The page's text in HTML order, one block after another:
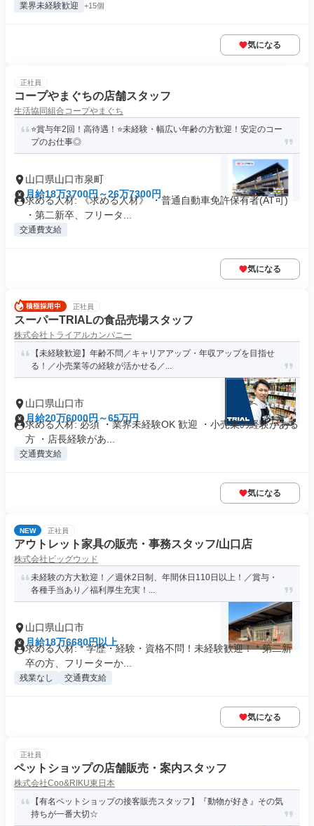
業界未経験歓迎 +15個
気になる
正社員
コープやまぐちの店舗スタッフ
生活協同組合コープやまぐち
⭐️賞与年2回！高待遇！⭐️未経験・幅広い年齢の方歓迎！安定のコー
プのお仕事◎
山口県山口市泉町
月給18万3700円～26万7300円
求める人材: 《求める人材》 ・普通自動車免許保有者(AT可)
・第二新卒、フリータ...
交通費支給
気になる
正社員
スーパーTRIALの食品売場スタッフ
株式会社トライアルカンパニー
【未経験歓迎】年齢不問／キャリアアップ・年収アップを目指せ
る！／小売業等の経験が活かせる／...
山口県山口市
月給20万6000円～65万円
求める人材: 必須 ・業界未経験OK 歓迎 ・小売業の経験がある
方 ・店長経験があ...
交通費支給
気になる
NEW 正社員
アウトレット家具の販売・事務スタッフ/山口店
株式会社ビッグウッド
未経験の方大歓迎！／週休2日制、年間休日110日以上！／賞与・
各種手当あり／福利厚生充実！...
山口県山口市
月給18万6680円以上
求める人材: * 学歴・経験・資格不問！未経験歓迎！ * 第二新
卒の方、フリーターか...
残業なし 交通費支給
気になる
正社員
ペットショップの店舗販売・案内スタッフ
株式会社Coo&RIKU東日本
【有名ペットショップの接客販売スタッフ】『動物が好き』その気
持ちが一番大切☆